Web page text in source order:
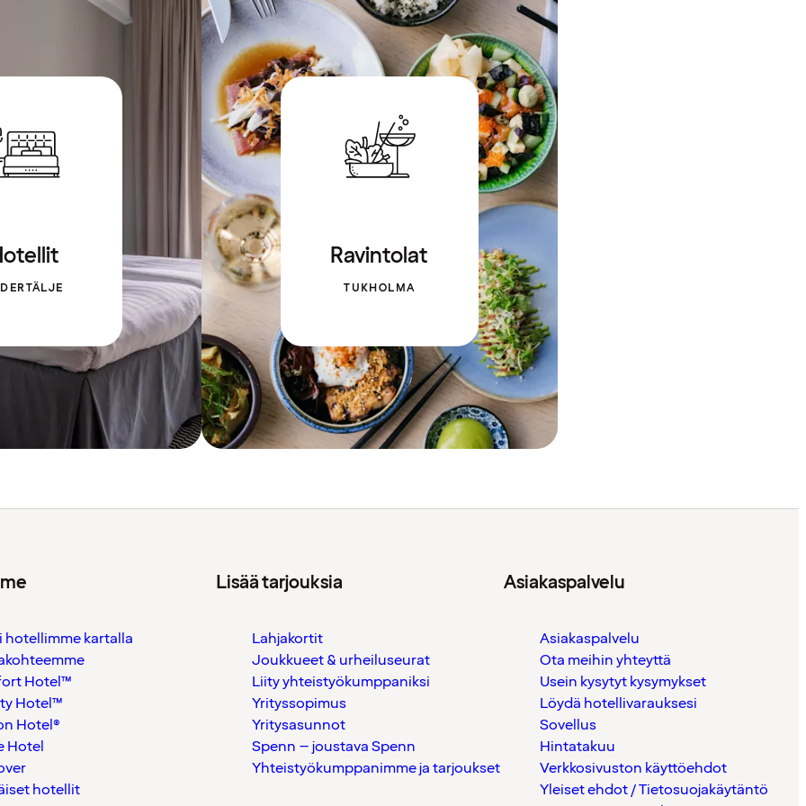
Ravintolat
TUKHOLMA
hotellimme kartalla
Hotel™
Hotel™
Hotel®
Hotel
hotellit
Lisää tarjouksia
Lahjakortit
Joukkueet & urheiluseurat
Liity yhteistyökumppaniksi
Yrityssopimus
Yritysasunnot
Spenn – joustava Spenn
Yhteistyökumppanimme ja tarjoukset
Asiakaspalvelu
Asiakaspalvelu
Ota meihin yhteyttä
Usein kysytyt kysymykset
Löydä hotellivarauksesi
Sovellus
Hintatakuu
Verkkosivuston käyttöehdot
Yleiset ehdot / Tietosuojakäytäntö